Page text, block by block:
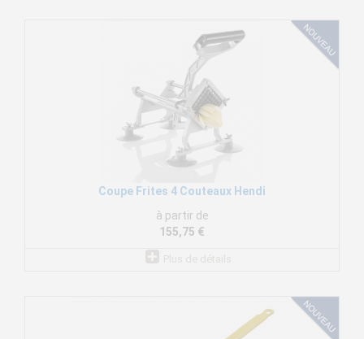
Coupe Frites 4 Couteaux Hendi
à partir de
155,75 €